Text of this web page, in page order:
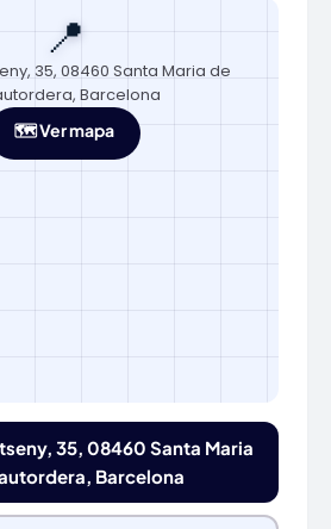
📍
35, 08460 Santa Maria de
Barcelona
🗺️ Ver mapa
35, 08460 Santa Maria
Barcelona